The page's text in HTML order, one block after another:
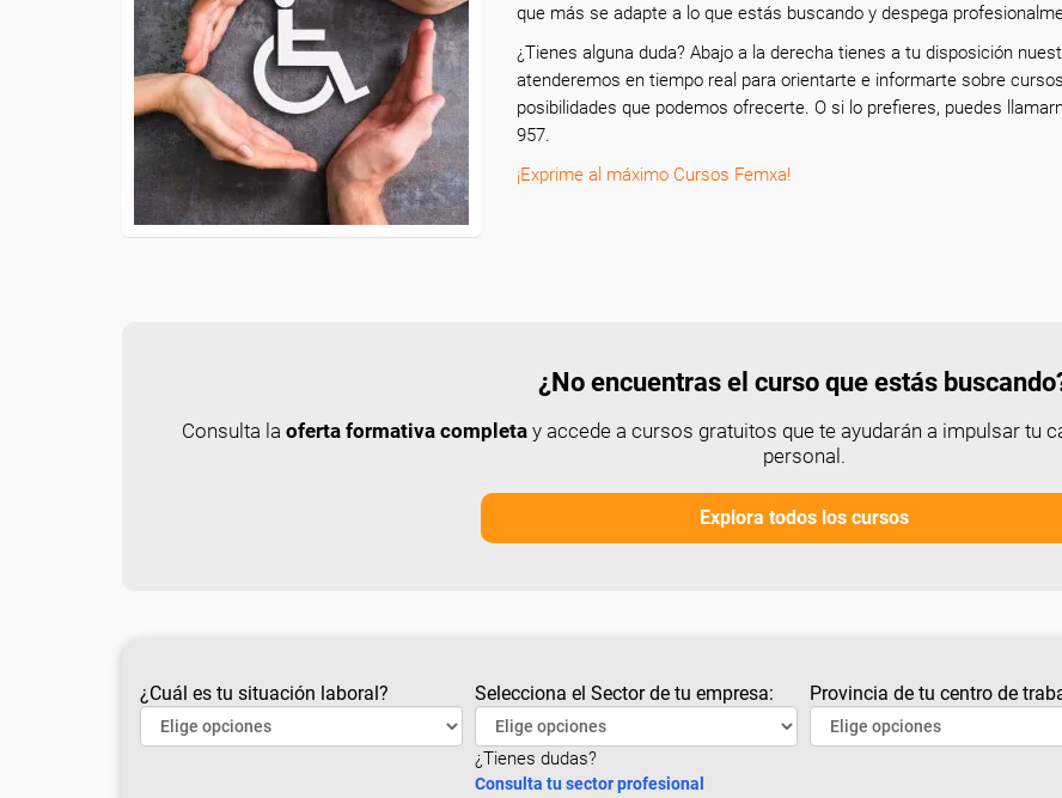
que más se adapte a lo que estás buscando y despega
¿Tienes alguna duda? Abajo a la derecha tienes a tu disposición
atenderemos en tiempo real para orientarte e informarte sobre
posibilidades que podemos ofrecerte. O si lo prefieres, puedes
957.
¡Exprime al máximo Cursos Femxa!
¿No encuentras el curso que estás
Consulta la oferta formativa completay accede a cursos gratuitos que te ayudarán a impulsar tu
personal.
Explora todos los cursos
¿Cuál es tu situación laboral? Selecciona el Sector de tu empresa:
¿Tienes dudas?
Consulta tu sector profesional
Provincia de tu centro de